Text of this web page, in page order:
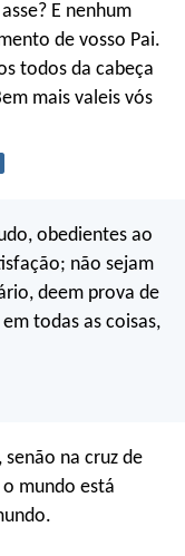
E nenhum
de vosso Pai.
todos da cabeça
mais valeis vós
obedientes ao
não sejam
deem prova de
todas as coisas,
na cruz de
o mundo está